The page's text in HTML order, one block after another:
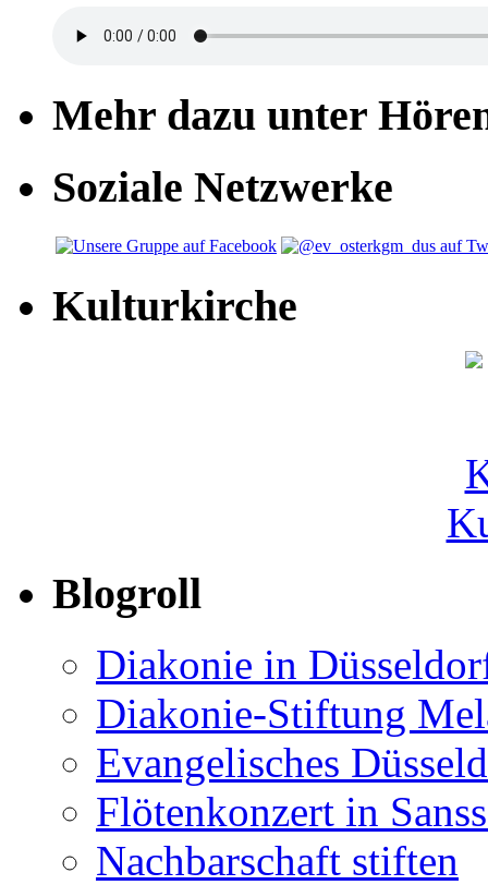
Mehr dazu unter
Soziale Netzwerke
Kulturkirche
Blogroll
Diakonie in
Diakonie-Stiftung
Evangelisches
Flötenkonzert in
Nachbarschaft stiften